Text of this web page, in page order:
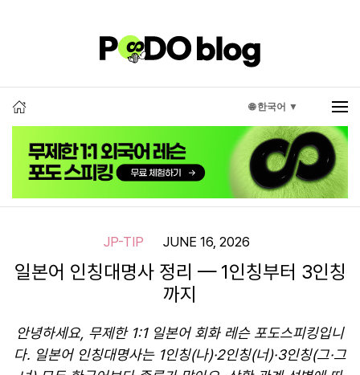
🌐 한국어 ▼
JP-TIP JUNE 16, 2026
일본어 인칭대명사 정리 — 1인칭부터 3인칭
까지
안녕하세요, 무제한 1:1 일본어 회화 레슨 포도스피킹입니
다. 일본어 인칭대명사는 1인칭(나)·2인칭(너)·3인칭(그·그